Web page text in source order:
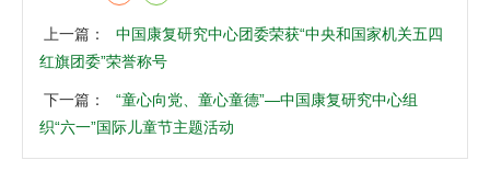
上一篇：
中国康复研究中心团委荣获“中央和国家机关五四
红旗团委”荣誉称号
下一篇：
“童心向党、童心童德”—中国康复研究中心组
织“六一”国际儿童节主题活动